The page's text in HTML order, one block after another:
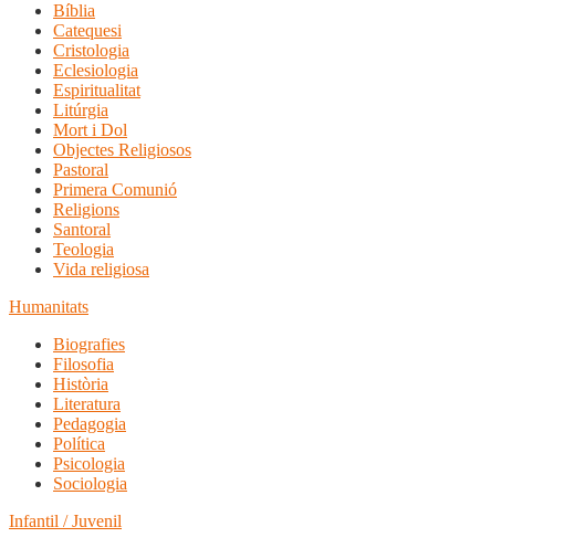
Bíblia
Catequesi
Cristologia
Eclesiologia
Espiritualitat
Litúrgia
Mort i Dol
Objectes Religiosos
Pastoral
Primera Comunió
Religions
Santoral
Teologia
Vida religiosa
Humanitats
Biografies
Filosofia
Història
Literatura
Pedagogia
Política
Psicologia
Sociologia
Infantil / Juvenil